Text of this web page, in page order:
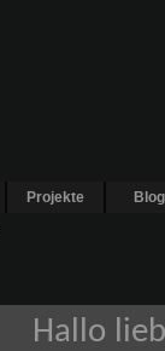
Projekte
Hallo